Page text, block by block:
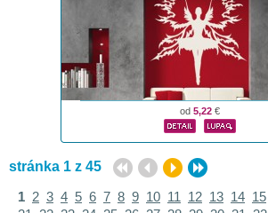
od 5,22€
stránka 1 z 45
1 2 3 4 5 6 7 8 9 10 11 12 13 14 15